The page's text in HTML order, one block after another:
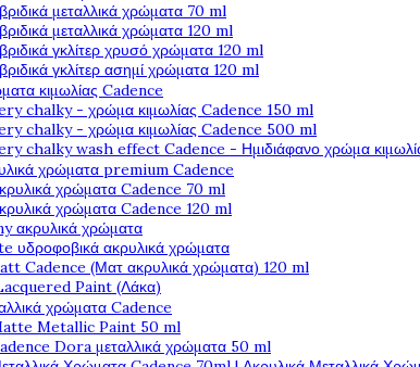
μεταλλικά χρώματα 70 ml
μεταλλικά χρώματα 120 ml
γκλίτερ χρυσό χρώματα 120 ml
γκλίτερ ασημί χρώματα 120 ml
κιμωλίας Cadence
chalky - χρώμα κιμωλίας Cadence 150 ml
chalky - χρώμα κιμωλίας Cadence 500 ml
chalky wash effect Cadence - Ημιδιάφανο χρώμα
χρώματα premium Cadence
χρώματα Cadence 70 ml
χρώματα Cadence 120 ml
ακρυλικά χρώματα
υδροφοβικά ακρυλικά χρώματα
Cadence (Ματ ακρυλικά χρώματα) 120 ml
Paint (Λάκα)
χρώματα Cadence
Metallic Paint 50 ml
Dora μεταλλικά χρώματα 50 ml